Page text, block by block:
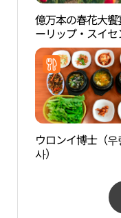
億万本の春花大饗
ーリップ・スイ
（억만송이 봄꽃
튤립 수선화 축제
ウロンイ博士（
사）